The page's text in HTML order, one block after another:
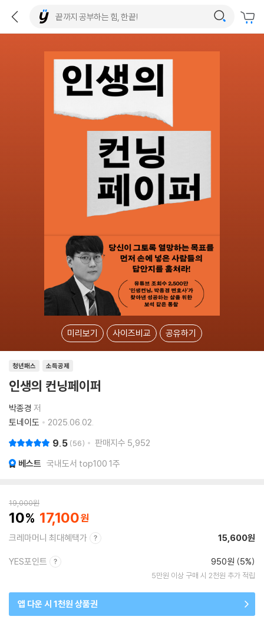
미리보기 사이즈비교 공유하기
소득공제
청년패스
인생의 컨닝페이퍼
박종경 저
토네이도
2025.06.02.
9.5 56 판매지수 5,952
베스트 국내도서 top100 1주
19,000원
10 17,100
크레마머니 최대혜택가 15,600원
YES포인트 950원 (5%)
5만원 이상 구매 시 2천원 추가 적립
앱 다운 시 1천원 상품권